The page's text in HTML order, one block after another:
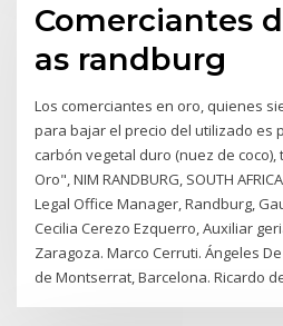
Comerciantes
as randburg
Los comerciantes en oro, quienes
para bajar el precio del utilizado es
carbón vegetal duro (nuez de
Oro", NIM RANDBURG, SOUTH
Legal Office Manager, Randburg,
Cecilia Cerezo Ezquerro, Auxiliar
Zaragoza. Marco Cerruti. Ángeles
de Montserrat, Barcelona. Ricardo